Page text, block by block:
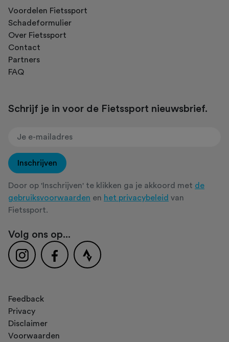
Voordelen Fietssport
Schadeformulier
Over Fietssport
Contact
Partners
FAQ
Schrijf je in voor de Fietssport nieuwsbrief.
Inschrijven
Door op 'Inschrijven' te klikken ga je akkoord met de
gebruiksvoorwaarden en het privacybeleid van
Fietssport.
Volg ons op...
Feedback
Privacy
Disclaimer
Voorwaarden